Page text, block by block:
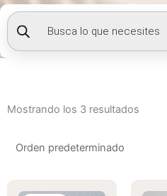
Búsqueda
de
productos
Mostrando los 3 resultados
Este